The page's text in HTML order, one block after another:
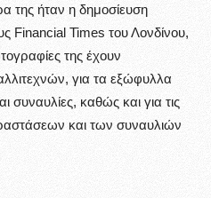
της ήταν η δημοσίευση
Financial Times του Λονδίνου,
της έχουν
για τα εξώφυλλα
συναυλίες, καθώς και για τις
και των συναυλιών